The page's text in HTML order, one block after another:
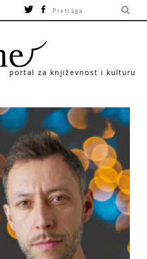
portal za književnost i kulturu